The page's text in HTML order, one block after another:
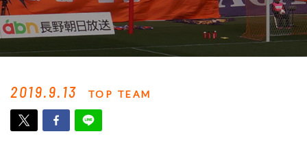
2019.9.13 TOP TEAM